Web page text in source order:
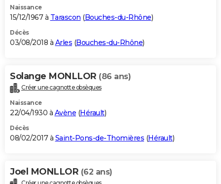
Naissance
15/12/1967 à Tarascon (Bouches-du-Rhône)
Décès
03/08/2018 à Arles (Bouches-du-Rhône)
Solange MONLLOR (86 ans)
Créer une cagnotte obsèques
Naissance
22/04/1930 à Avène (Hérault)
Décès
08/02/2017 à Saint-Pons-de-Thomières (Hérault)
Joel MONLLOR (62 ans)